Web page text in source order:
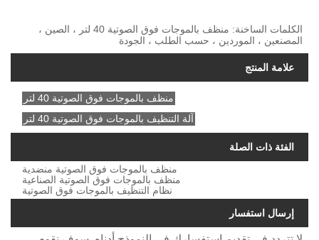
الكلمات الساخنة: منظف ​​بالموجات فوق الصوتية 40 لتر ، الصين ،
المصنعين ، الموردين ، حسب الطلب ، الجودة
علامة المنتج
منظف ​​بالموجات فوق الصوتية 40 لتر
آلة التنظيف بالموجات فوق الصوتية 40 لتر
الفئة ذات الصلة
منظف ​​بالموجات فوق الصوتية منضدية
منظف ​​بالموجات فوق الصوتية الصناعية
نظام التنظيف بالموجات فوق الصوتية
إرسال استفسار